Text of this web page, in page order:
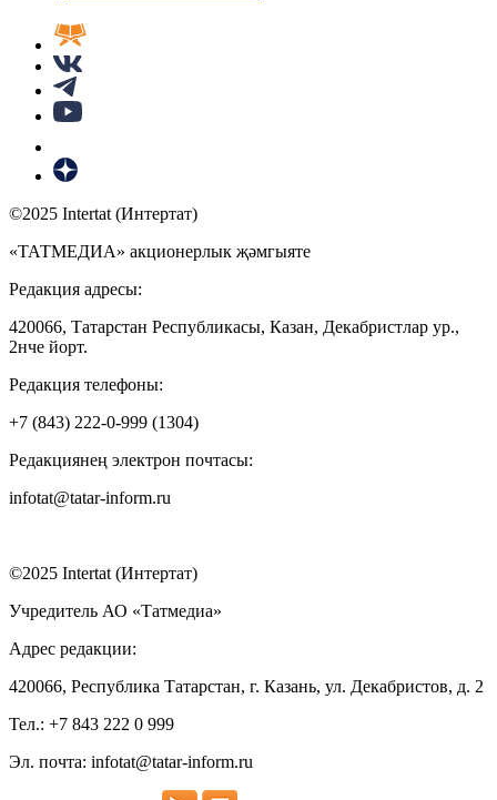
©2025 Intertat (Интертат)
«ТАТМЕДИА» акционерлык җәмгыяте
Редакция адресы:
420066, Татарстан Республикасы, Казан, Декабристлар ур.,
2нче йорт.
Редакция телефоны:
+7 (843) 222-0-999 (1304)
Редакциянең электрон почтасы:
infotat@tatar-inform.ru
©2025 Intertat (Интертат)
Учредитель АО «Татмедиа»
Адрес редакции:
420066, Республика Татарстан, г. Казань, ул. Декабристов, д. 2
Тел.: +7 843 222 0 999
Эл. почта: infotat@tatar-inform.ru